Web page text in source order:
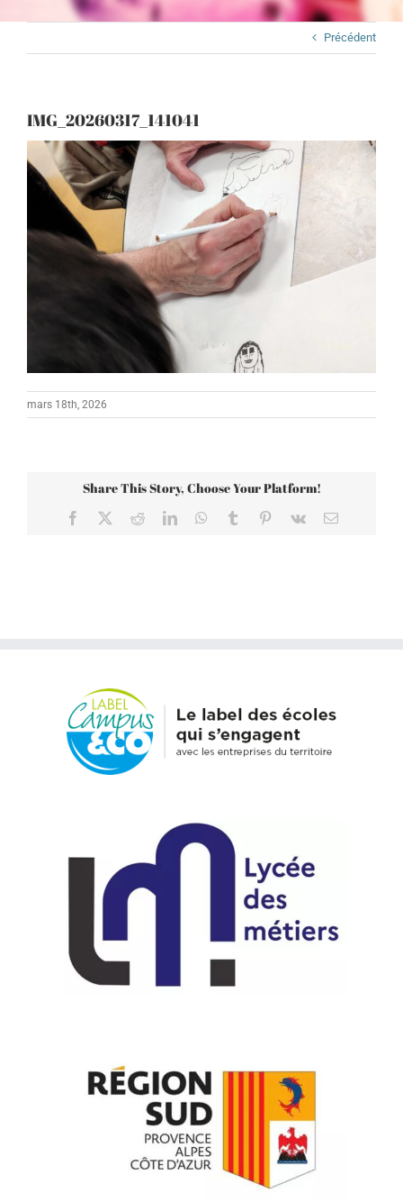
Précédent
IMG_20260317_141041
mars 18th, 2026
Share This Story, Choose Your Platform!
Facebook RedditLinkedInWhatsApp
Tumblr Pinterest
Vk Email